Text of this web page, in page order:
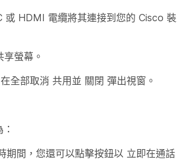
HDMI 電纜將其連接到您的 Cisco
螢幕。
在全部取消 共用並 關閉 彈出視窗。
期間，您還可以點擊按鈕以 立即在通話